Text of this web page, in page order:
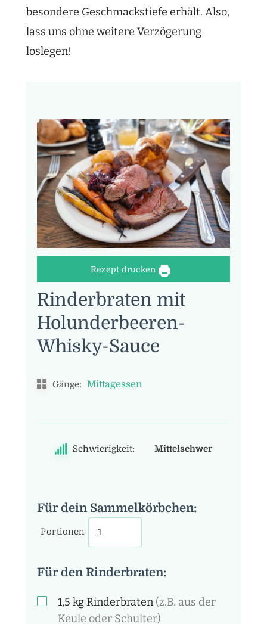
besondere Geschmackstiefe erhält. Also,
lass uns ohne weitere Verzögerung
loslegen!
Rezept drucken
Rinderbraten mit
Holunderbeeren-
Whisky-Sauce
Gänge: Mittagessen
Schwierigkeit: Mittelschwer
Für dein Sammelkörbchen:
Portionen
Für den Rinderbraten:
1,5 kg Rinderbraten (z.B. aus der
Keule oder Schulter)